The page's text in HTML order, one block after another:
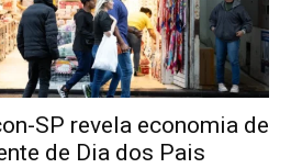
SP revela economia de
de Dia dos Pais